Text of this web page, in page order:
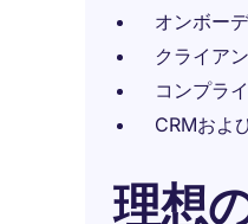
オンボー
クライア
コンプラ
CRMおよ
理想